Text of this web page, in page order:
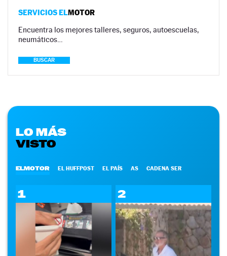
SERVICIOS ELMOTOR
Encuentra los mejores talleres, seguros, autoescuelas,
neumáticos…
BUSCAR
LO MÁS
VISTO
ELMOTOR EL HUFFPOST EL PAÍS AS CADENA SER
1 2